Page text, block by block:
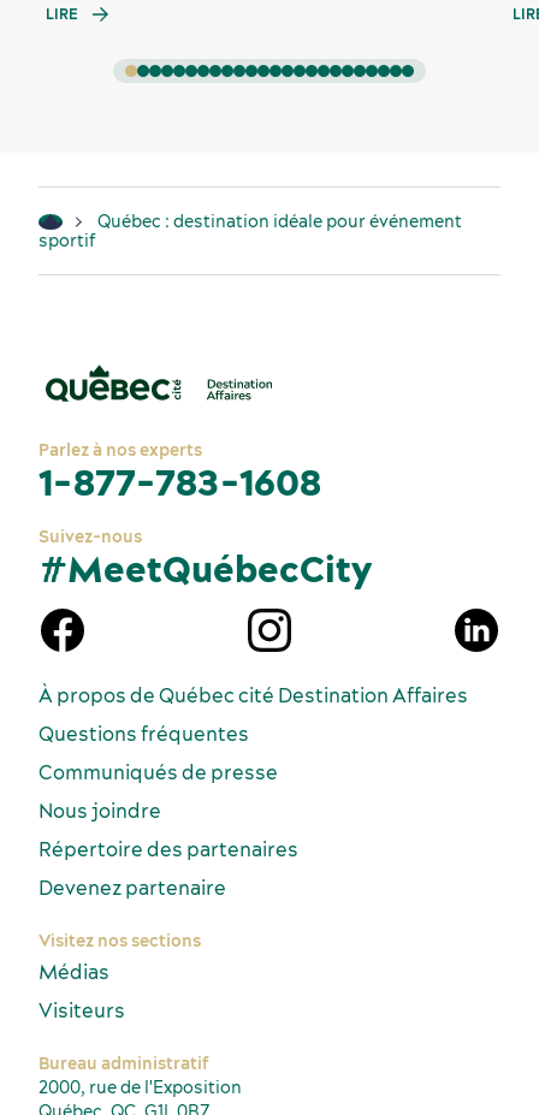
LIRE
Québec : destination idéale pour événement
sportif
Parlez à nos experts
1-877-783-1608
Suivez-nous
#MeetQuébecCity
À propos de Québec cité Destination Affaires
Questions fréquentes
Communiqués de presse
Nous joindre
Répertoire des partenaires
Devenez partenaire
Visitez nos sections
Médias
Visiteurs
Bureau administratif
2000, rue de l'Exposition